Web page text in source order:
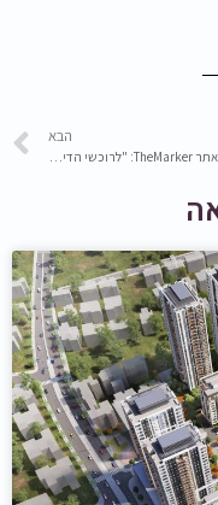
הבא
אלי גבאי באתר TheMarker: "לרוכשי הדירות מגיע שקט נפשי"